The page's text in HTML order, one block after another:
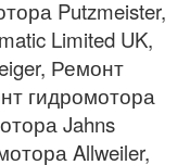
Putzmeister,
Limited UK,
Ремонт
гидромотора
Jahns
Allweiler,